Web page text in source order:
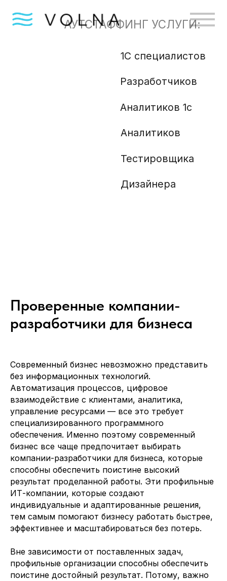
Разработчиков
Аналитиков 1с
Тестировщика
Дизайнера
АУТСТАФФИНГ УСЛУГИ:
Проверенные компании-
разработчики для бизнеса
Современный бизнес невозможно представить
без информационных технологий.
Автоматизация процессов, цифровое
взаимодействие с клиентами, аналитика,
управление ресурсами — все это требует
специализированного программного
обеспечения. Именно поэтому современный
бизнес все чаще предпочитает выбирать
компании-разработчики для бизнеса, которые
способны обеспечить поистине высокий
результат проделанной работы. Эти профильные
ИТ-компании, которые создают
индивидуальные и адаптированные решения,
тем самым помогают бизнесу работать быстрее,
эффективнее и масштабироваться без потерь.
Вне зависимости от поставленных задач,
профильные организации способны обеспечить
поистине достойный результат. Потому, важно